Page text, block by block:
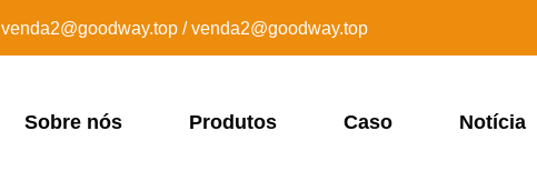
venda2@goodway.top / venda2@goodway.top
Sobre nós Produtos Caso Notícia